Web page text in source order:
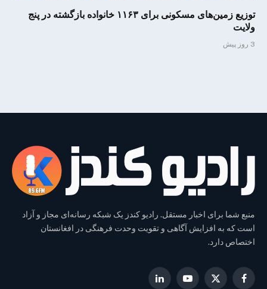
توزیع زمین‌های مسکونی برای ۱۱۶۳ خانواده بازگشته در پنج
ولایت
3 روز پیش
منبع شما برای اخبار مستقل. رادیو کندز یک شبکه رسانه‌ای مجاز و آزاد
است که به افزایش آگاهی و تقویت وحدت فرهنگی در افغانستان
اختصاص دارد.
Facebook
X
YouTube
LinkedIn